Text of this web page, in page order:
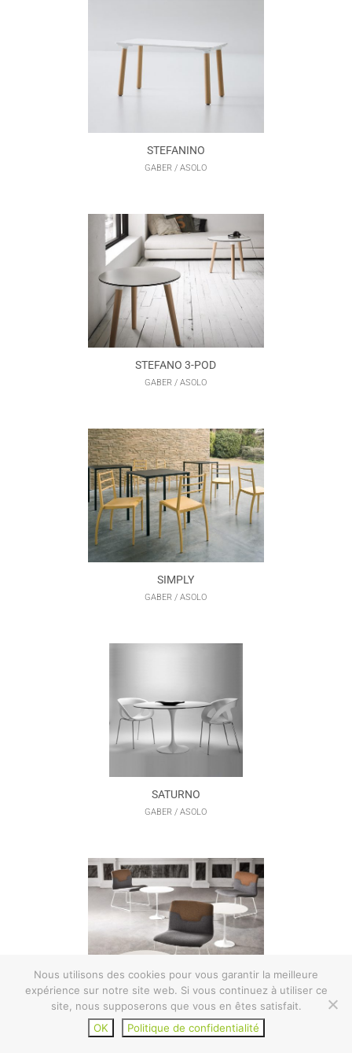
STEFANINO
GABER / ASOLO
STEFANO 3-POD
GABER / ASOLO
SIMPLY
GABER / ASOLO
SATURNO
GABER / ASOLO
SATURNINO
GABER / ASOLO
TARIFS ET CATALOGUES
Nous utilisons des cookies pour vous garantir la meilleure
expérience sur notre site web. Si vous continuez à utiliser ce
site, nous supposerons que vous en êtes satisfait.
OK
Politique de confidentialité